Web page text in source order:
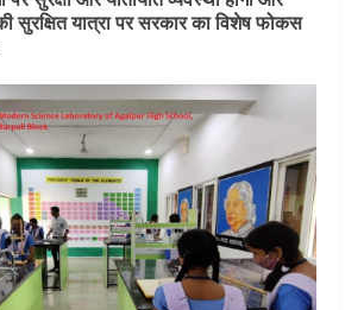
सुरक्षित यात्रा पर सरकार का विशेष फोकस